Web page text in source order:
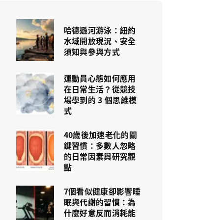
哈德遜河游泳：紐約
水域開放現況、安全
須知與參與方式
運動員心態如何應用
在日常生活？從競技
場學到的 3 個思維模
式
40歲後加速老化的關
鍵習慣：多數人忽略
的日常因素與研究觀
點
7個看似健康卻影響睡
眠與代謝的習慣：為
什麼好意反而消耗能